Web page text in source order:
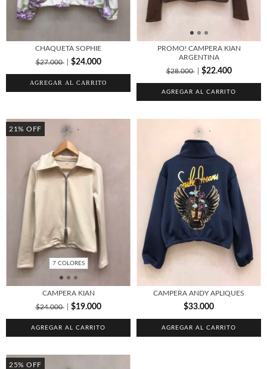
CHAQUETA SOPHIE
$27.000
$24.000
PROMO! CAMPERA KIAN
ARGENTINA
$28.000
$22.400
AGREGAR AL CARRITO
21 % OFF
7 COLORES
CAMPERA KIAN
$24.000
$19.000
AGREGAR AL CARRITO
CAMPERA ANDY APLIQUES
$33.000
AGREGAR AL CARRITO
25% OFF